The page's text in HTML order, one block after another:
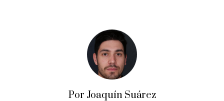
Por Joaquín Suárez